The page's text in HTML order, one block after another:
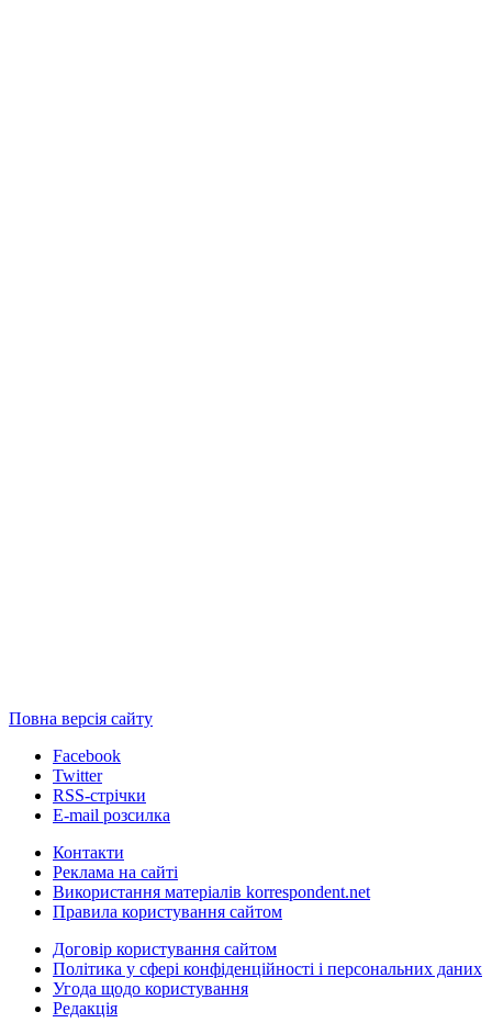
Повна версія сайту
Facebook
Twitter
RSS-стрічки
E-mail розсилка
Контакти
Реклама на сайті
Використання матеріалів korrespondent.net
Правила користування сайтом
Договір користування сайтом
Політика у сфері конфіденційності і персональних даних
Угода щодо користування
Редакція